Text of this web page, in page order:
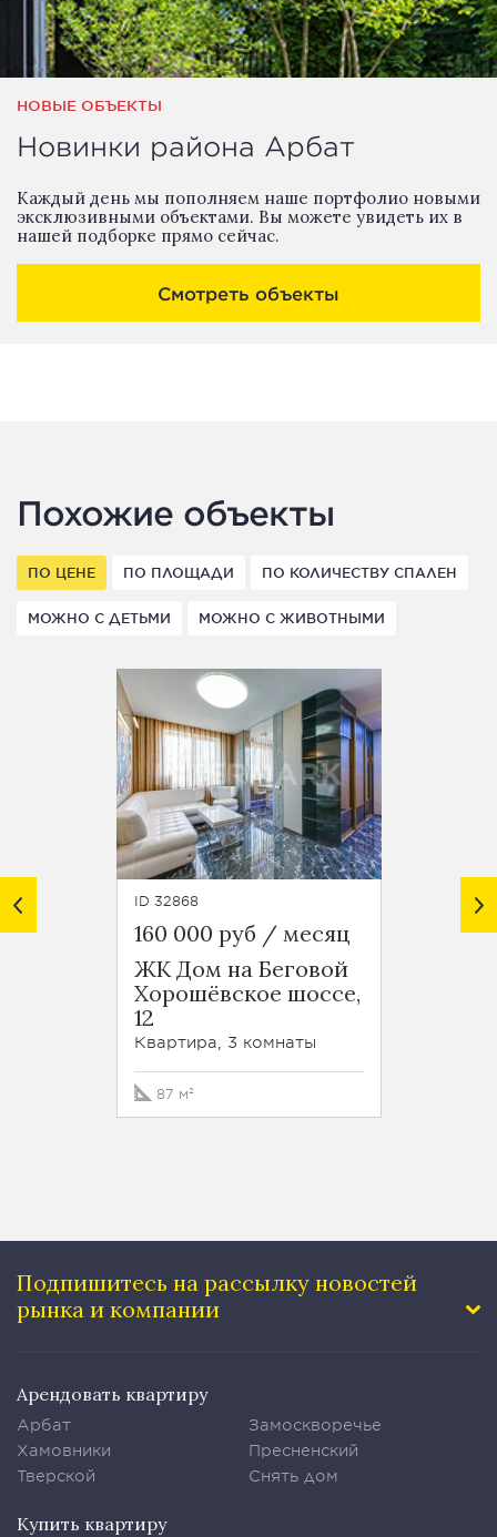
НОВЫЕ ОБЪЕКТЫ
Новинки района Арбат
Каждый день мы пополняем наше портфолио новыми
эксклюзивными объектами. Вы можете увидеть их в
нашей подборке прямо сейчас.
Смотреть объекты
Похожие объекты
ПО ЦЕНЕ ПО ПЛОЩАДИ ПО КОЛИЧЕСТВУ СПАЛЕН
МОЖНО С ДЕТЬМИ МОЖНО С ЖИВОТНЫМИ
ID 32868
160 000 руб / месяц
ЖК Дом на Беговой
Хорошёвское шоссе,
12
Квартира, 3 комнаты
87 м²
ID 47390
120
Подпишитесь на рассылку новостей
рынка и компании
Арендовать квартиру
Арбат
Хамовники
Тверской
Замоскворечье
Пресненский
Снять дом
Купить квартиру